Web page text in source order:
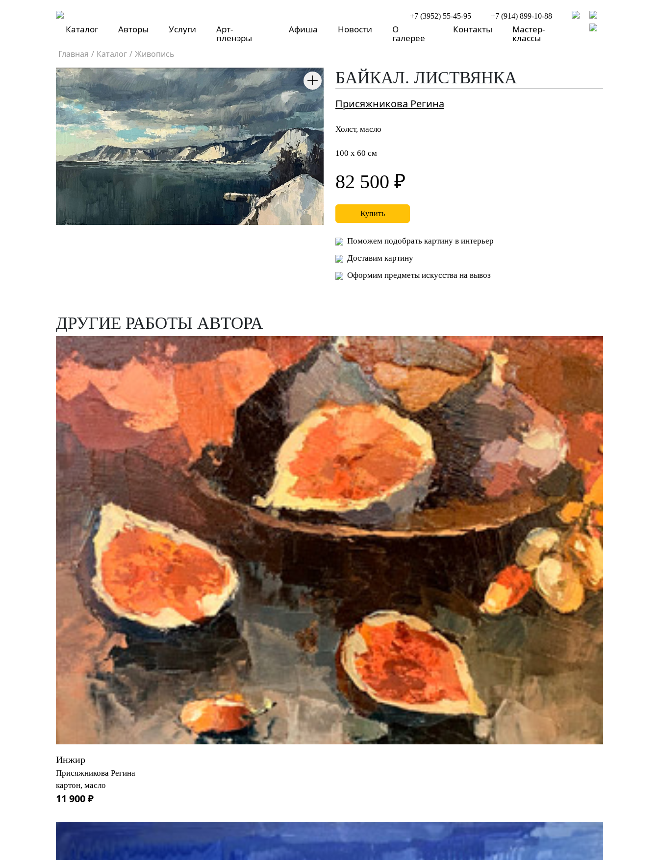
+7 (3952) 55-45-95 +7 (914) 899-10-88
Каталог Авторы Услуги Арт-
пленэры
Афиша Новости О
галерее
Контакты Мастер-
классы
Главная / Каталог / Живопись
БАЙКАЛ. ЛИСТВЯНКА
Присяжникова Регина
Холст, масло
100 x 60 см
82 500 ₽
Купить
Поможем подобрать картину в интерьер
Доставим картину
Оформим предметы искусства на вывоз
ДРУГИЕ РАБОТЫ АВТОРА
Инжир
Присяжникова Регина
картон, масло
11 900 ₽